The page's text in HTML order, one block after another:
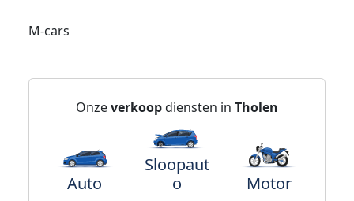
M-cars
Onzeverkoopdiensten in Tholen
Auto
Sloopaut
o
Motor